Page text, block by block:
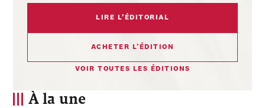
À la une
LIRE L’ÉDITORIAL
ACHETER L’ÉDITION
VOIR TOUTES LES ÉDITIONS